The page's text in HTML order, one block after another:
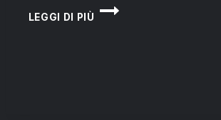
LEGGI DI PIÙ
PRIMA